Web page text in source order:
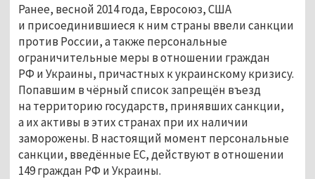
Ранее, весной 2014 года, Евросоюз, США
и присоединившиеся к ним страны ввели санкции
против России, а также персональные
ограничительные меры в отношении граждан
РФ и Украины, причастных к украинскому кризису.
Попавшим в чёрный список запрещён въезд
на территорию государств, принявших санкции,
а их активы в этих странах при их наличии
заморожены. В настоящий момент персональные
санкции, введённые ЕС, действуют в отношении
149 граждан РФ и Украины.